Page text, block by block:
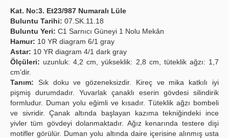
Kat. No:3. Et23/987 Numaralı Lüle
Buluntu Tarihi: 07.SK.11.18
Buluntu Yeri: C1 Sarnıcı Güneyi 1 Nolu Mekân
Hamur: 10 YR diagram 6/1 gray
Astar: 10 YR diagram 4/1 dark gray
Ölçüleri: uzunluk: 4,2 cm, yükseklik: 2,8 cm, tüteklik ağzı: 1,7
cm’dir.
Tanım: Sık doku ve gözeneksizdir. Kireç ve mika katkılı iyi
pişmiş durumdadır. Yuvarlak çanaklı eserin gövdesi silindirik
formludur. Duman yolu eğimli ve kısadır. Tüteklik ağzı bombeli
ve sivridir. Çanak altında başlayan kazıma tekniğindeki ince
yivler tüm gövdeyi dolanmaktadır. Ağız kenarında testere dişi
motifler görülür. Duman yolu altında daire içerisine alınmış usta